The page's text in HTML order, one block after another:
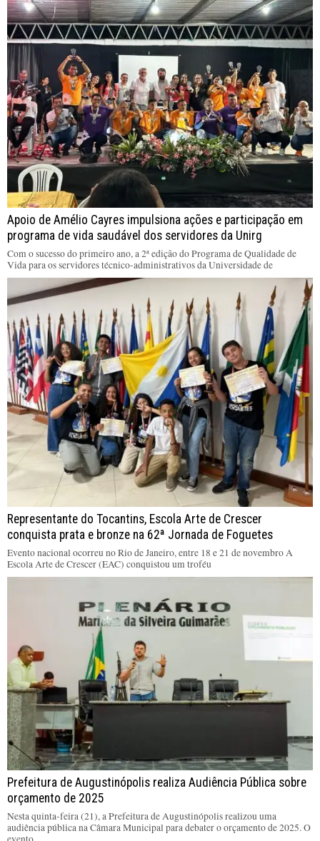
Apoio de Amélio Cayres impulsiona ações e participação em
programa de vida saudável dos servidores da Unirg
Com o sucesso do primeiro ano, a 2ª edição do Programa de Qualidade de
Vida para os servidores técnico-administrativos da Universidade de
Representante do Tocantins, Escola Arte de Crescer
conquista prata e bronze na 62ª Jornada de Foguetes
Evento nacional ocorreu no Rio de Janeiro, entre 18 e 21 de novembro A
Escola Arte de Crescer (EAC) conquistou um troféu
Prefeitura de Augustinópolis realiza Audiência Pública sobre
orçamento de 2025
Nesta quinta-feira (21), a Prefeitura de Augustinópolis realizou uma
audiência pública na Câmara Municipal para debater o orçamento de 2025. O